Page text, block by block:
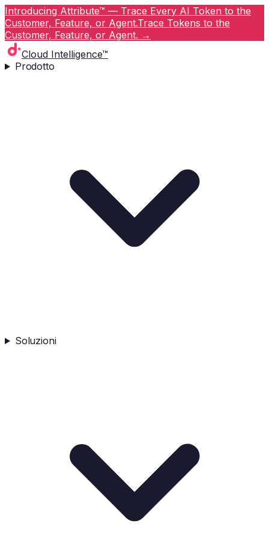
Introducing Attribute™ — Trace Every AI Token to the
Customer, Feature, or Agent.Trace Tokens to the
Customer, Feature, or Agent. →
Cloud Intelligence™
Prodotto
Soluzioni